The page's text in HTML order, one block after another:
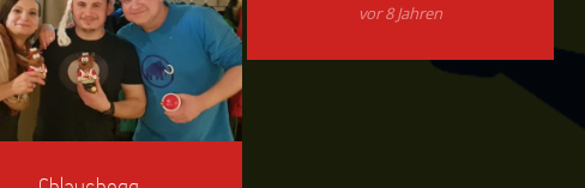
vor 8 Jahren